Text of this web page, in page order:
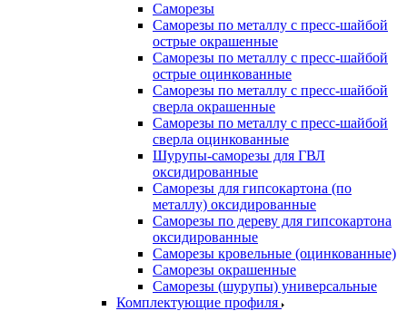
Саморезы
Саморезы по металлу с пресс-шайбой
острые окрашенные
Саморезы по металлу с пресс-шайбой
острые оцинкованные
Саморезы по металлу с пресс-шайбой
сверла окрашенные
Саморезы по металлу с пресс-шайбой
сверла оцинкованные
Шурупы-саморезы для ГВЛ
оксидированные
Саморезы для гипсокартона (по
металлу) оксидированные
Саморезы по дереву для гипсокартона
оксидированные
Саморезы кровельные (оцинкованные)
Саморезы окрашенные
Саморезы (шурупы) универсальные
Комплектующие профиля